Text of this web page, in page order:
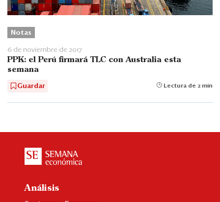
Notas
6 de noviembre de 2017
PPK: el Perú firmará TLC con Australia esta
semana
Guardar Lectura de 2 min
Análisis